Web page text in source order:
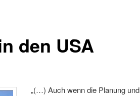
den USA
„(…) Auch wenn die Planung und